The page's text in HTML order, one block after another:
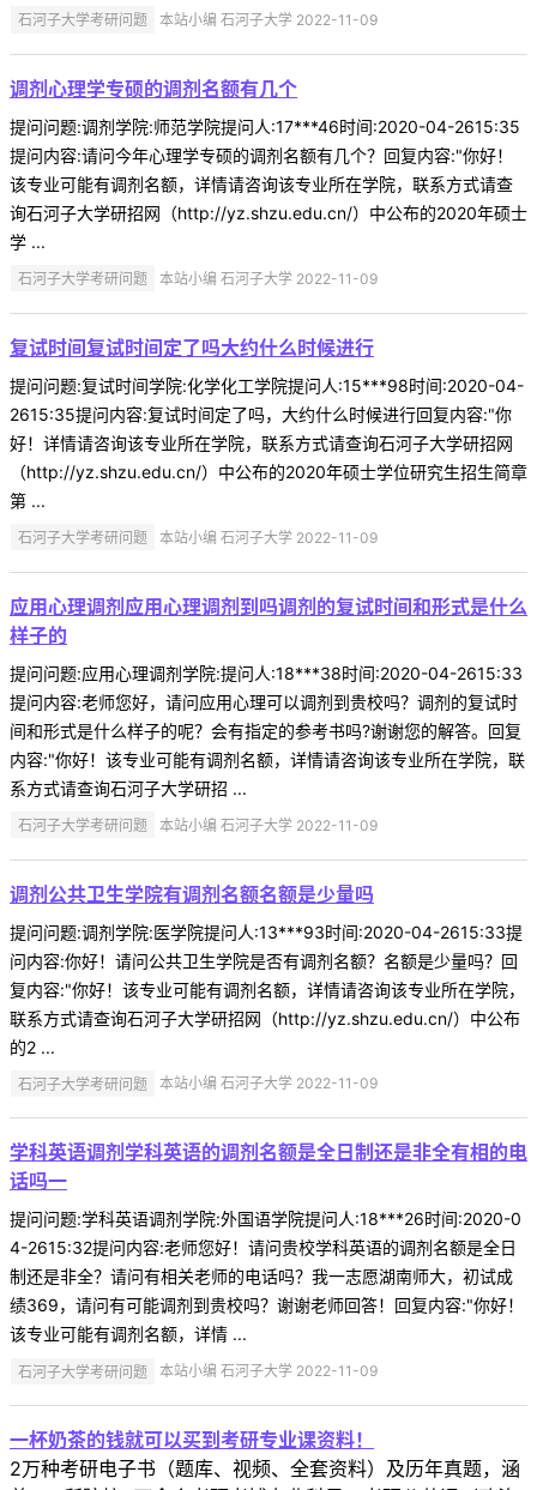
石河子大学考研问题 本站小编 石河子大学 2022-11-09
调剂心理学专硕的调剂名额有几个
提问问题:调剂学院:师范学院提问人:17***46时间:2020-04-2615:35
提问内容:请问今年心理学专硕的调剂名额有几个？回复内容:"你好！
该专业可能有调剂名额，详情请咨询该专业所在学院，联系方式请查
询石河子大学研招网（http://yz.shzu.edu.cn/）中公布的2020年硕士
学 ...
石河子大学考研问题 本站小编 石河子大学 2022-11-09
复试时间复试时间定了吗大约什么时候进行
提问问题:复试时间学院:化学化工学院提问人:15***98时间:2020-04-
2615:35提问内容:复试时间定了吗，大约什么时候进行回复内容:"你
好！详情请咨询该专业所在学院，联系方式请查询石河子大学研招网
（http://yz.shzu.edu.cn/）中公布的2020年硕士学位研究生招生简章
第 ...
石河子大学考研问题 本站小编 石河子大学 2022-11-09
应用心理调剂应用心理调剂到吗调剂的复试时间和形式是什么
样子的
提问问题:应用心理调剂学院:提问人:18***38时间:2020-04-2615:33
提问内容:老师您好，请问应用心理可以调剂到贵校吗？调剂的复试时
间和形式是什么样子的呢？会有指定的参考书吗?谢谢您的解答。回复
内容:"你好！该专业可能有调剂名额，详情请咨询该专业所在学院，联
系方式请查询石河子大学研招 ...
石河子大学考研问题 本站小编 石河子大学 2022-11-09
调剂公共卫生学院有调剂名额名额是少量吗
提问问题:调剂学院:医学院提问人:13***93时间:2020-04-2615:33提
问内容:你好！请问公共卫生学院是否有调剂名额？名额是少量吗？回
复内容:"你好！该专业可能有调剂名额，详情请咨询该专业所在学院，
联系方式请查询石河子大学研招网（http://yz.shzu.edu.cn/）中公布
的2 ...
石河子大学考研问题 本站小编 石河子大学 2022-11-09
学科英语调剂学科英语的调剂名额是全日制还是非全有相的电
话吗一
提问问题:学科英语调剂学院:外国语学院提问人:18***26时间:2020-0
4-2615:32提问内容:老师您好！请问贵校学科英语的调剂名额是全日
制还是非全？请问有相关老师的电话吗？我一志愿湖南师大，初试成
绩369，请问有可能调剂到贵校吗？谢谢老师回答！回复内容:"你好！
该专业可能有调剂名额，详情 ...
石河子大学考研问题 本站小编 石河子大学 2022-11-09
一杯奶茶的钱就可以买到考研专业课资料！
2万种考研电子书（题库、视频、全套资料）及历年真题，涵